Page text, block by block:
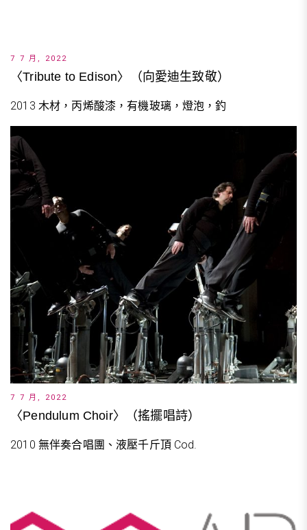
7 7 月, 2022
〈Tribute to Edison〉（向愛迪生致敬）
2013 木材，丙烯酸漆，有機玻璃，燈泡，釣
7 7 月, 2022
〈Pendulum Choir〉（搖擺唱詩）
2010 無伴奏合唱團、液壓千斤頂 Cod.